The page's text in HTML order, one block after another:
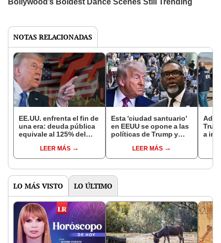
NOTAS RELACIONADAS
EE.UU. enfrenta el fin de
una era: deuda pública
equivale al 125% del
calificación AAA y crece
la desdolarización
LEER MÁS
Esta 'ciudad santuario'
en EEUU se opone a las
políticas de Trump y
a inmigrantes: "Sin
temor a la deportación"
LEER MÁS
a
LO MÁS VISTO LO ÚLTIMO